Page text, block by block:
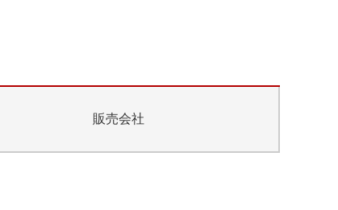
販売会社